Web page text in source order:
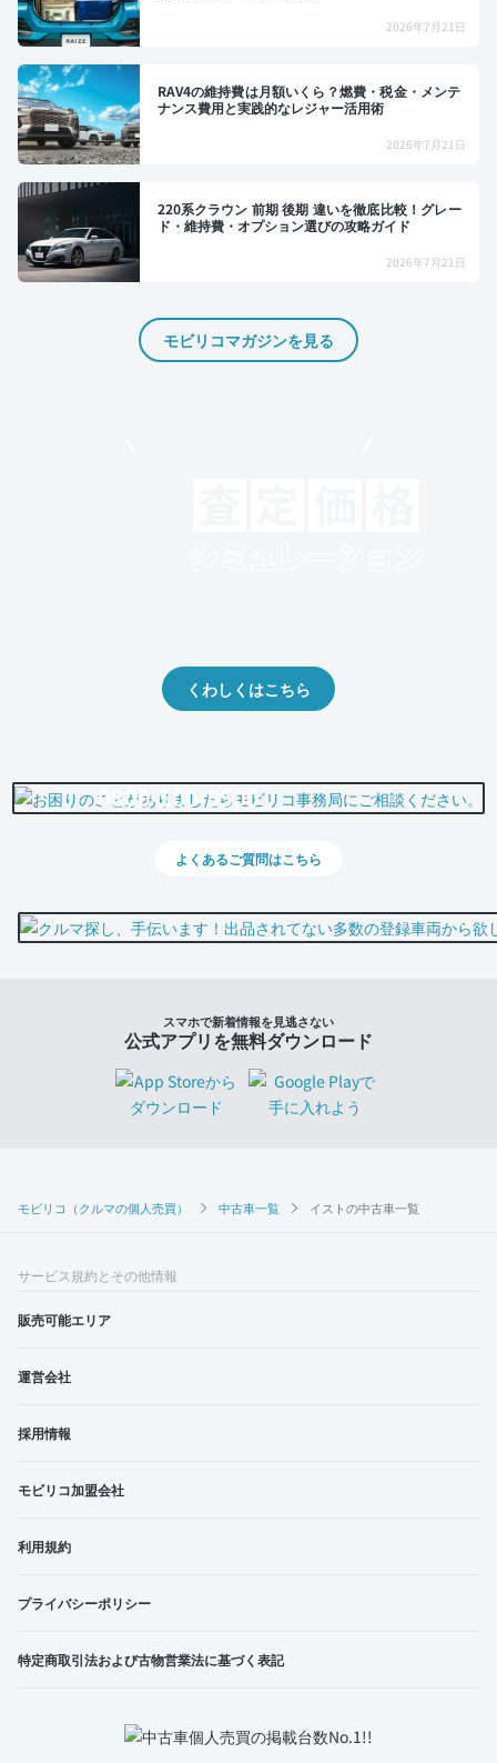
モビリコ（クルマの個人売買） 中古車一覧 イストの中古車一覧
2026年7月21日
RAV4の維持費は月額いくら？燃費・税金・メンテ
ナンス費用と実践的なレジャー活用術
2026年7月21日
220系クラウン 前期 後期 違いを徹底比較！グレー
ド・維持費・オプション選びの攻略ガイド
2026年7月21日
モビリコマガジンを見る
くわしくはこちら
0800-500-5500
よくあるご質問はこちら
スマホで新着情報を見逃さない
公式アプリを無料ダウンロード
サービス規約とその他情報
販売可能エリア
運営会社
採用情報
モビリコ加盟会社
利用規約
プライバシーポリシー
特定商取引法および古物営業法に基づく表記